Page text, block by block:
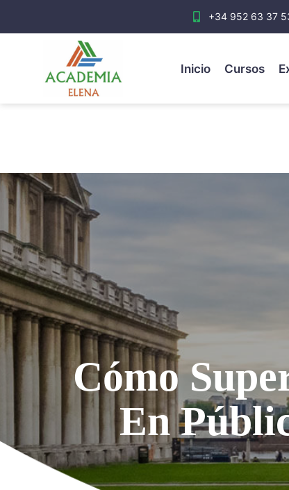
+34 952 63 37
Inicio Cursos
Cómo
En